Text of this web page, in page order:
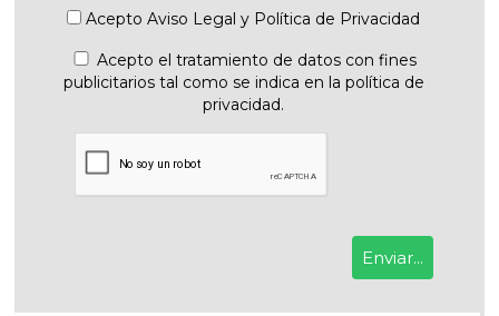
AceptoAviso Legal y Política de Privacidad
Acepto el tratamiento de datos con fines
publicitarios tal como se indica en la política de
privacidad.